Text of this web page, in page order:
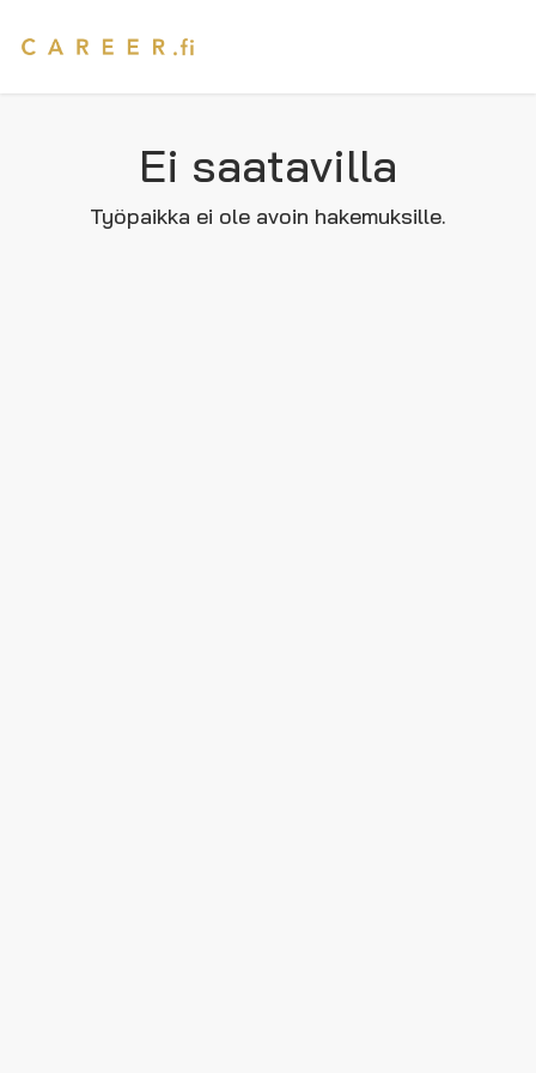
Ei saatavilla
Työpaikka ei ole avoin hakemuksille.